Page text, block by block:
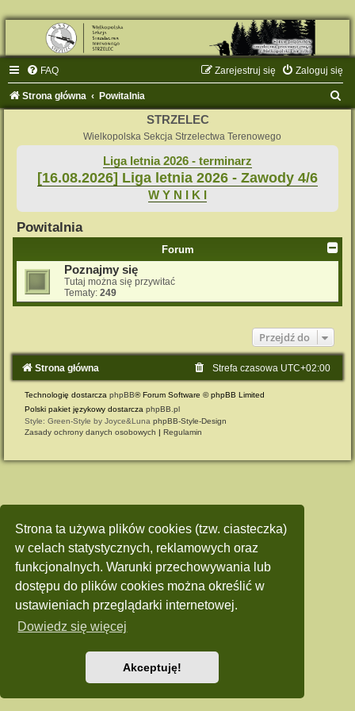
Strona ta używa plików cookies (tzw. ciasteczka)
w celach statystycznych, reklamowych oraz
funkcjonalnych. Warunki przechowywania lub
dostępu do plików cookies można określić w
ustawieniach przeglądarki internetowej.
Dowiedz się więcej
Akceptuję!
FAQ Zaloguj się
Zarejestruj się
Strona główna Powitalnia
STRZELEC
Wielkopolska Sekcja Strzelectwa Terenowego
Liga letnia 2026 - terminarz
[16.08.2026] Liga letnia 2026 - Zawody 4/6
W Y N I K I
Powitalnia
Forum
Poznajmy się
Tutaj można się przywitać
Tematy: 249
Przejdź do
Strona główna Strefa czasowa UTC+02:00
Technologię dostarcza phpBB® Forum Software © phpBB Limited
Polski pakiet językowy dostarcza phpBB.pl
Style: Green-Style by Joyce&Luna phpBB-Style-Design
Zasady ochrony danych osobowych
Regulamin